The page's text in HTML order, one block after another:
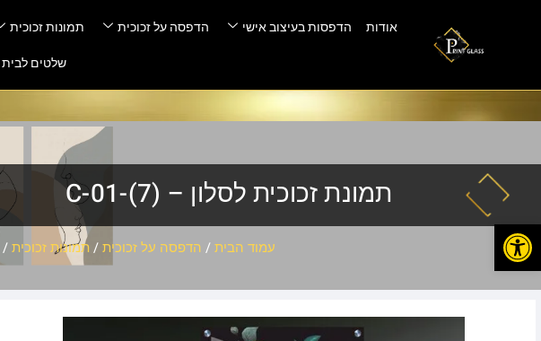
אודות הדפסות בעיצוב אישי הדפסה על זכוכית תמונות זכוכית
שלטים לבית
תמונת זכוכית לסלון – C-01-(7)
עמוד הבית/ הדפסה על זכוכית/ תמונות זכוכית/ פתח סרגל נגישות